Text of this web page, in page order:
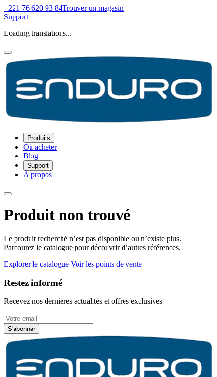
+221 76 620 93 84Trouver un magasin
Support
Loading translations...
Produits
Où acheter
Blog
Support
À propos
Produit non trouvé
Le produit recherché n’est pas disponible ou n’existe plus.
Parcourez le catalogue pour découvrir d’autres références.
Explorer le catalogue Voir les points de vente
Restez informé
Recevez nos dernières actualités et offres exclusives
S'abonner